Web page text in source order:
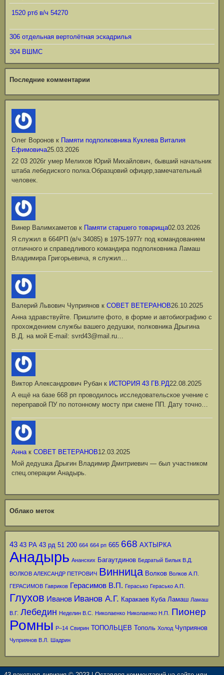
1520 ртб в/ч 54270
306 отдельная вертолётная эскадрилья
304 ВШМС
Последние комментарии
Олег Воронов к Памяти подполковника Куклева Виталия
Ефимовича25.03.2026
22 03 2026г умер Мелихов Юрий Михайлович, бывший начальник
штаба лебедиского полка.Образцовий офицер,замечательный
человек.
Винер Валимхаметов к Памяти старшего товарища02.03.2026
Я служил в 664РП (в/ч 34085) в 1975-1977г под командованием
отличного и справедливого командира подполковника Ламаш
Владимира Григорьевича, я служил…
Валерий Львович Чуприянов к СОВЕТ ВЕТЕРАНОВ26.10.2025
Анна здравствуйте. Пришлите фото, в форме и автобиографию с
прохождением службы вашего дедушки, полковника Дрыгина
В.Д. на мой Е-mail: svrd43@mail.ru…
Виктор Александрович Рубан к ИСТОРИЯ 43 ГВ.РД22.08.2025
А ещё на базе 668 рп проводилось исследовательское учение с
переправой ПУ по потонному мосту при смене ПП. Дату точно…
Аннак СОВЕТ ВЕТЕРАНОВ12.03.2025
Мой дедушка Дрыгин Владимир Дмитриевич — был участником
спец.операции Анадырь.
Облако меток
43 43 РА 43 рд 51 200 664 664 рп 665 668 АХТЫРКА
Анадырь Ананских Багаутдинов Бедратый Билык В.Д.
ВОЛКОВ АЛЕКСАНДР ПЕТРОВИЧ Винница Волков Волков А.П.
ГЕРАСИМОВ Гавриков Герасимов В.П. Герасько Герасько А.П.
Глухов Иванов Иванов А.Г. Каракаев Куба Ламаш Ламаш
В.Г. Лебедин Неделин В.С. Николаенко Николаенко Н.П. Пионер
Ромны Р–14 Свирин ТОПОЛЬЦЕВ Тополь Холод Чуприянов
Чуприянов В.Л. Шадрин